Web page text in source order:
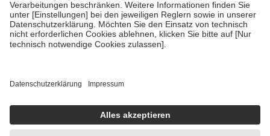
GKV getragen werden
• empfohlenen Schutzimpfungen
• Harn- und Blutteststreifen
getroffen, um sicherzustellen, dass es sich um echte Bewertungen
https://help.etrusted.com/hc/de/articles/4419944605341
Einige Bilder und Inhalte wurden unter Zuhilfenahme künstlicher